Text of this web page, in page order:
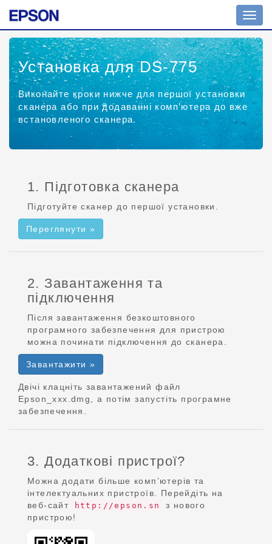
Установка для DS-775
Виконайте кроки нижче для першої установки
сканера або при додаванні комп’ютера до вже
встановленого сканера.
1. Підготовка сканера
Підготуйте сканер до першої установки.
Переглянути »
2. Завантаження та
підключення
Після завантаження безкоштовного
програмного забезпечення для пристрою
можна починати підключення до сканера.
Завантажити »
Двічі клацніть завантажений файл
Epson_xxx.dmg, а потім запустіть програмне
забезпечення.
3. Додаткові пристрої?
Можна додати більше комп’ютерів та
інтелектуальних пристроїв. Перейдіть на
веб-сайт
http://epson.sn
з нового
пристрою!